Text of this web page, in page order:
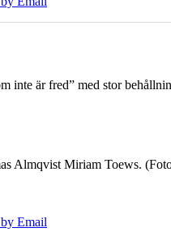
är fred” med stor
Almqvist Miriam Toews.
Email